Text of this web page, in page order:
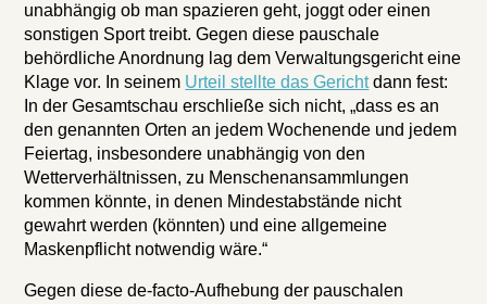
unabhängig ob man spazieren geht, joggt oder einen
sonstigen Sport treibt. Gegen diese pauschale
behördliche Anordnung lag dem Verwaltungsgericht eine
Klage vor. In seinem Urteil stellte das Gerichtdann fest:
In der Gesamtschau erschließe sich nicht, „dass es an
den genannten Orten an jedem Wochenende und jedem
Feiertag, insbesondere unabhängig von den
Wetterverhältnissen, zu Menschenansammlungen
kommen könnte, in denen Mindestabstände nicht
gewahrt werden (könnten) und eine allgemeine
Maskenpflicht notwendig wäre.“
Gegen diese de-facto-Aufhebung der pauschalen